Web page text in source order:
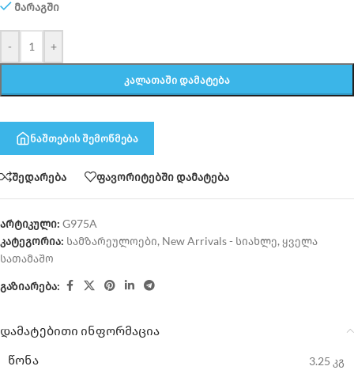
მარაგში
- +
ᲙᲐᲚᲐᲗᲐᲨᲘ ᲓᲐᲛᲐᲢᲔᲑᲐ
ნაშთების შემოწმება
შედარება ფავორიტებში დამატება
არტიკული: G975A
კატეგორია: სამზარეულოები, New Arrivals - სიახლე, ყველა
სათამაშო
გაზიარება:
დამატებითი ინფორმაცია
ᲬᲝᲜᲐ
3.25 კგ